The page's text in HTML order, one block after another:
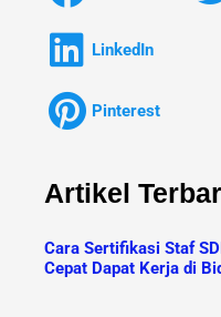
LinkedIn
Pinterest
Artikel
Cara Sertifikasi Staf
Cepat Dapat Kerja di